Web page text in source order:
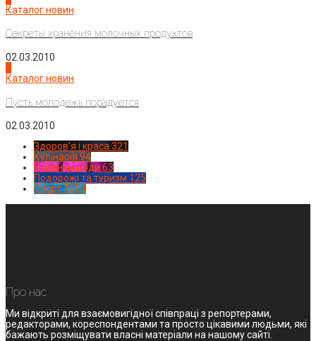
Каталог новин
Секреты хранения молочных продуктов
02.03.2010
Каталог новин
Пусть молодежь порадуется
02.03.2010
Здоров'я і краса 321
Кулінарія 94
Новинки моди 63
Подорожі та туризм 125
Спорт1224
Про нас
Ми відкриті для взаємовигідної співпраці з репортерами,
редакторами, кореспондентами та просто цікавими людьми, які
бажають розміщувати власні матеріали на нашому сайті.